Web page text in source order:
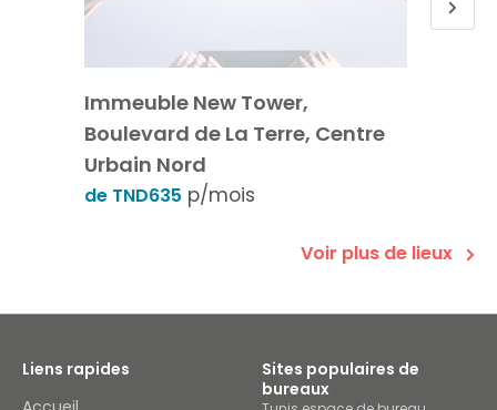
Immeuble New Tower,
Boulevard de La Terre, Centre
Urbain Nord
de TND635 p/mois
Voir plus de lieux
Liens rapides
Sites populaires de
bureaux